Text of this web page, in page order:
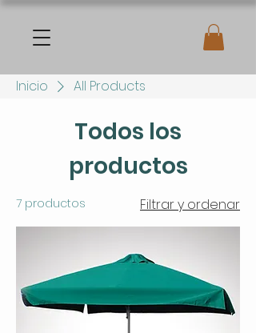
Inicio All Products
Todos los
productos
7 productos Filtrar y ordenar